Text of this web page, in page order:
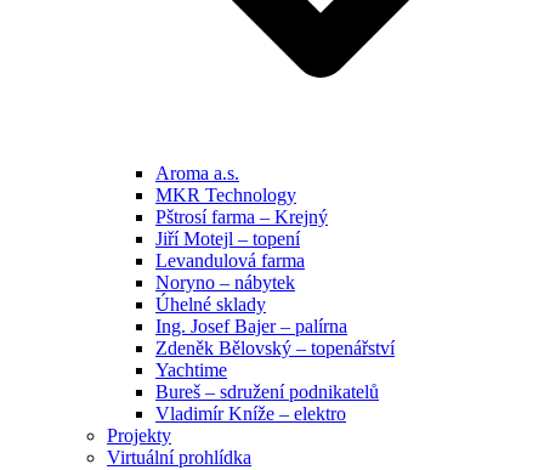
Aroma a.s.
MKR Technology
Pštrosí farma – Krejný
Jiří Motejl – topení
Levandulová farma
Noryno – nábytek
Úhelné sklady
Ing. Josef Bajer – palírna
Zdeněk Bělovský – topenářství
Yachtime
Bureš – sdružení podnikatelů
Vladimír Kníže – elektro
Projekty
Virtuální prohlídka